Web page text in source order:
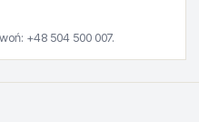
+48 504 500 007.